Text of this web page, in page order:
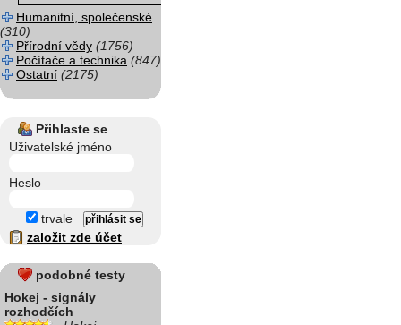
Humanitní, společenské
(310)
Přírodní vědy (1756)
Počítače a technika (847)
Ostatní (2175)
Přihlaste se
Uživatelské jméno
Heslo
trvale
založit zde účet
podobné testy
Hokej - signály
rozhodčích